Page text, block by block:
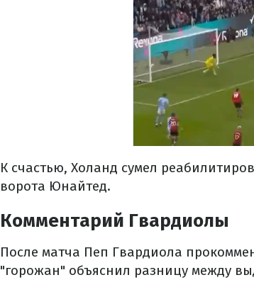
К счастью, Холанд сумел
ворота Юнайтед.
Комментарий Гвардиолы
После матча Пеп Гвардиола
"горожан" объяснил разницу между